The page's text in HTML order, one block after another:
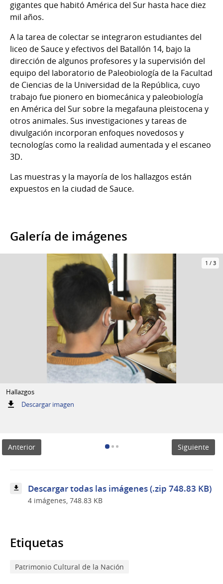
gigantes que habitó América del Sur hasta hace diez
mil años.
A la tarea de colectar se integraron estudiantes del
liceo de Sauce y efectivos del Batallón 14, bajo la
dirección de algunos profesores y la supervisión del
equipo del laboratorio de Paleobiología de la Facultad
de Ciencias de la Universidad de la República, cuyo
trabajo fue pionero en biomecánica y paleobiología
en América del Sur sobre la megafauna pleistocena y
otros animales. Sus investigaciones y tareas de
divulgación incorporan enfoques novedosos y
tecnologías como la realidad aumentada y el escaneo
3D.
Las muestras y la mayoría de los hallazgos están
expuestos en la ciudad de Sauce.
Galería de imágenes
1 / 3
Hallazgos
Descargar imagen:
Anterior Siguiente
Descargar todas las imágenes (.zip 748.83 KB)
4 imágenes, 748.83 KB
Etiquetas
Patrimonio Cultural de la Nación